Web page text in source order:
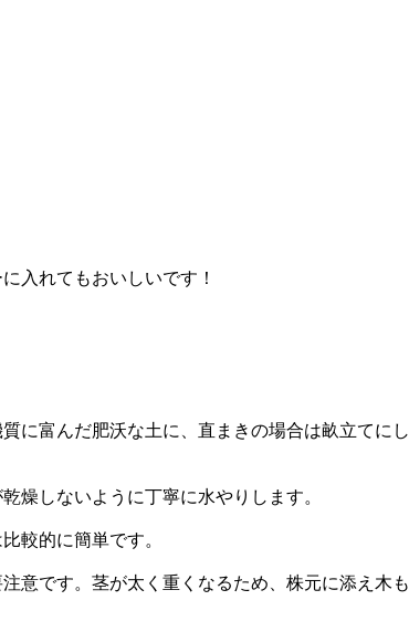
入れてもおいしいです！
に富んだ肥沃な土に、直まきの場合は畝立て
燥しないように丁寧に水やりします。
較的に簡単です。
意です。茎が太く重くなるため、株元に添え木も